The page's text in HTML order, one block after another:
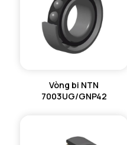
Vòng bi NTN
7003UG/GNP42